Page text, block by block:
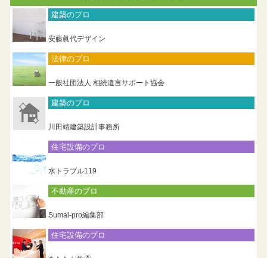
建築のプロ
安藤眞代デザイン
法律のプロ
一般社団法人 相続遺言サポート協会
建築のプロ
川田靖建築設計事務所
住宅設備のプロ
水トラブル119
不動産のプロ
Sumai-pro編集部
住宅設備のプロ